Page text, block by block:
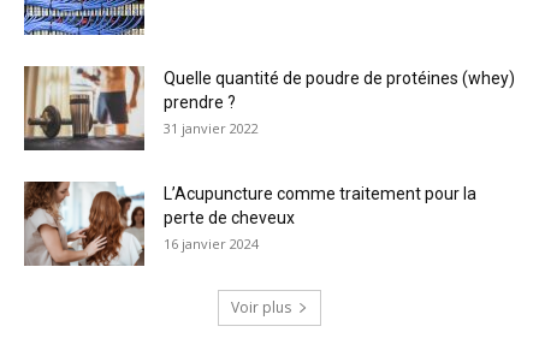
Quelle quantité de poudre de protéines (whey)
prendre ?
31 janvier 2022
L’Acupuncture comme traitement pour la
perte de cheveux
16 janvier 2024
Voir plus